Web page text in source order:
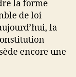
la forme
de loi
la
encore une